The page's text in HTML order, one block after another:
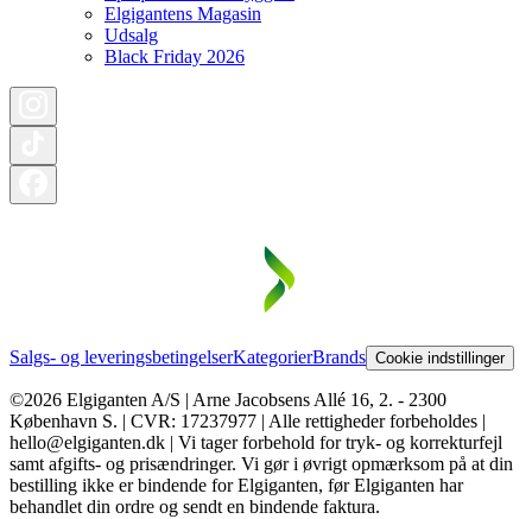
Elgigantens Magasin
Udsalg
Black Friday 2026
Salgs- og leveringsbetingelserKategorierBrands Cookie indstillinger
©2026 Elgiganten A/S | Arne Jacobsens Allé 16, 2. - 2300
København S. | CVR: 17237977 | Alle rettigheder forbeholdes |
hello@elgiganten.dk | Vi tager forbehold for tryk- og korrekturfejl
samt afgifts- og prisændringer. Vi gør i øvrigt opmærksom på at din
bestilling ikke er bindende for Elgiganten, før Elgiganten har
behandlet din ordre og sendt en bindende faktura.